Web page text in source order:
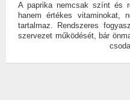
A paprika nemcsak színt és
hanem értékes vitaminokat,
tartalmaz. Rendszeres
szervezet működését, bár